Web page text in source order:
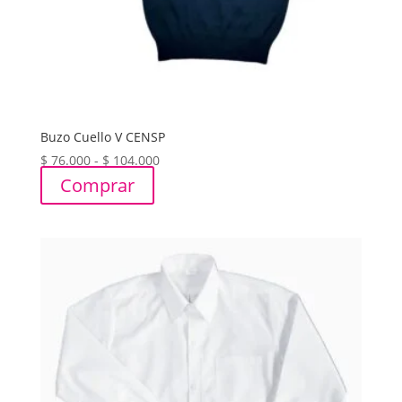
Buzo Cuello V CENSP
$ 76.000 - $ 104.000Rango
hasta
$ 104.000
Comprar